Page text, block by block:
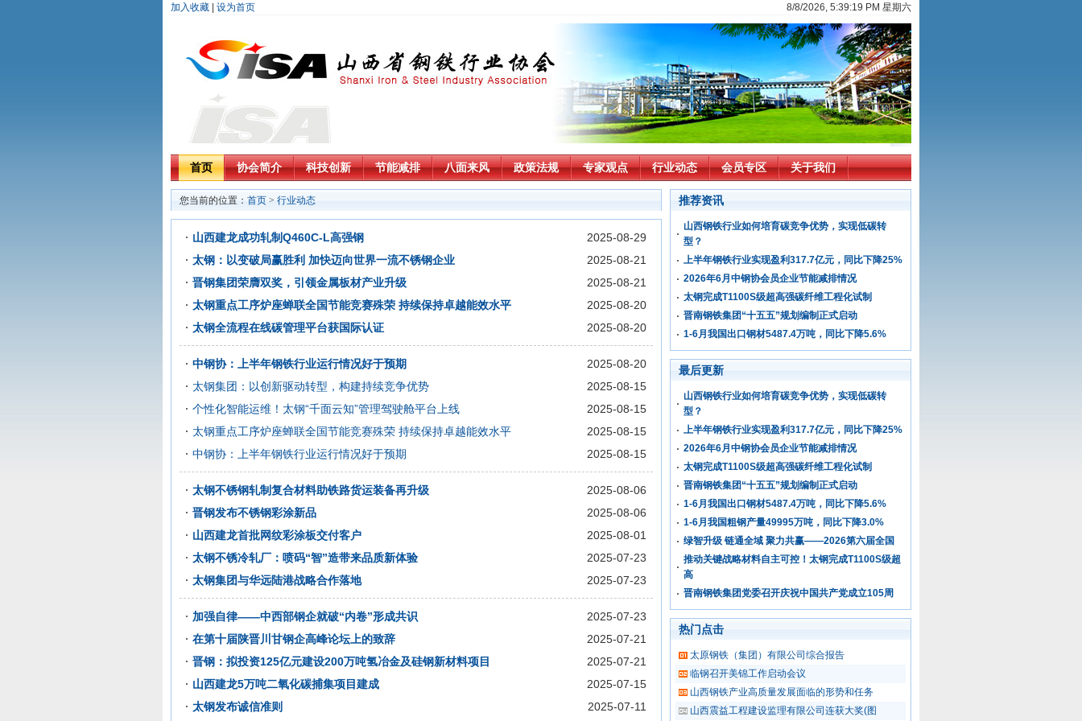
加入收藏 设为首页 8/8/2026, 5:39:20 PM 星期六
首页 协会简介 科技创新 节能减排 八面来风 政策法规 专家观点 行业动态 会员专区 关于我们
您当前的位置： 首页 > 行业动态
山西建龙成功轧制Q460C-L高强钢
2025-08-29
太钢：以变破局赢胜利 加快迈向世界一流不锈钢企业
2025-08-21
晋钢集团荣膺双奖，引领金属板材产业升级
2025-08-21
太钢重点工序炉座蝉联全国节能竞赛殊荣 持续保持卓越能效水平
2025-08-20
太钢全流程在线碳管理平台获国际认证
2025-08-20
中钢协：上半年钢铁行业运行情况好于预期
2025-08-20
太钢集团：以创新驱动转型，构建持续竞争优势
2025-08-15
个性化智能运维！太钢“千面云知”管理驾驶舱平台上线
2025-08-15
太钢重点工序炉座蝉联全国节能竞赛殊荣 持续保持卓越能效水平
2025-08-15
中钢协：上半年钢铁行业运行情况好于预期
2025-08-15
太钢不锈钢轧制复合材料助铁路货运装备再升级
2025-08-06
晋钢发布不锈钢彩涂新品
2025-08-06
山西建龙首批网纹彩涂板交付客户
2025-08-01
太钢不锈冷轧厂：喷码“智”造带来品质新体验
2025-07-23
太钢集团与华远陆港战略合作落地
2025-07-23
加强自律——中西部钢企就破“内卷”形成共识
2025-07-23
在第十届陕晋川甘钢企高峰论坛上的致辞
2025-07-21
晋钢：拟投资125亿元建设200万吨氢冶金及硅钢新材料项目
2025-07-21
山西建龙5万吨二氧化碳捕集项目建成
2025-07-15
太钢发布诚信准则
2025-07-11
推荐资讯
山西钢铁行业如何培育碳竞争优势，实现低碳转
型？
上半年钢铁行业实现盈利317.7亿元，同比下降25%
2026年6月中钢协会员企业节能减排情况
太钢完成T1100S级超高强碳纤维工程化试制
晋南钢铁集团“十五五”规划编制正式启动
1-6月我国出口钢材5487.4万吨，同比下降5.6%
最后更新
山西钢铁行业如何培育碳竞争优势，实现低碳转
型？
上半年钢铁行业实现盈利317.7亿元，同比下降25%
2026年6月中钢协会员企业节能减排情况
太钢完成T1100S级超高强碳纤维工程化试制
晋南钢铁集团“十五五”规划编制正式启动
1-6月我国出口钢材5487.4万吨，同比下降5.6%
1-6月我国粗钢产量49995万吨，同比下降3.0%
绿智升级 链通全域 聚力共赢——2026第六届全国
推动关键战略材料自主可控！太钢完成T1100S级超
高
晋南钢铁集团党委召开庆祝中国共产党成立105周
热门点击
太原钢铁（集团）有限公司综合报告
临钢召开美锦工作启动会议
山西钢铁产业高质量发展面临的形势和任务
山西震益工程建设监理有限公司连获大奖(图